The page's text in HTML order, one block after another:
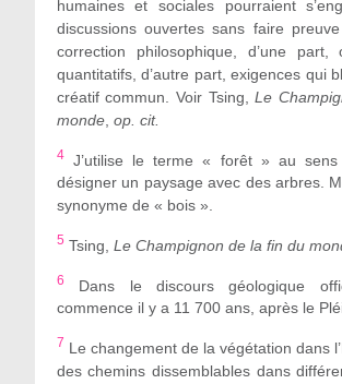
humaines et sociales pourraient
discussions ouvertes sans faire preuve
correction philosophique, d’une
quantitatifs, d’autre part, exigences qui
créatif commun. Voir Tsing,Le
monde, op. cit.
4J’utilise le terme « forêt » au sens
désigner un paysage avec des arbres.
synonyme de « bois ».
5 Tsing, Le Champignon de la fin du
6
Dans le discours géologique
commence il y a 11 700 ans, après le
7 Le changement de la végétation dans
des chemins dissemblables dans